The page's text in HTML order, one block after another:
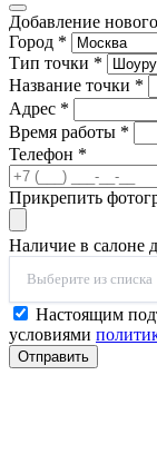
Добавление
Город *
Тип точки *
Название точки *
Адрес *
Время работы *
Телефон *
Прикрепить
Наличие в салоне
Выберите из списка
Настоящим
условиями
Отправить